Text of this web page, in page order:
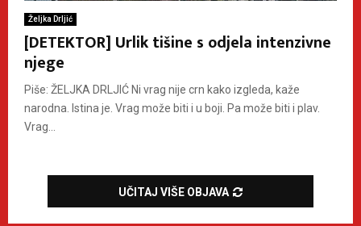
Željka Drljić
[DETEKTOR] Urlik tišine s odjela intenzivne
njege
Piše: ŽELJKA DRLJIĆ Ni vrag nije crn kako izgleda, kaže
narodna. Istina je. Vrag može biti i u boji. Pa može biti i plav.
Vrag...
UČITAJ VIŠE OBJAVA